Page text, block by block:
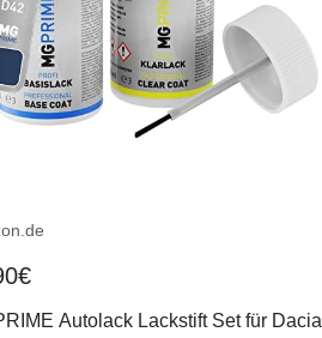
Autolack Lackstift Set für Dacia